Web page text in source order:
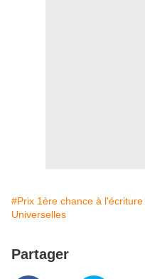
#Prix 1ère chance à l'écriture
Universelles
Partager